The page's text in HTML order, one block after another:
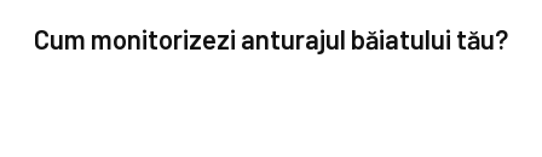
Cum monitorizezi anturajul băiatului tău?